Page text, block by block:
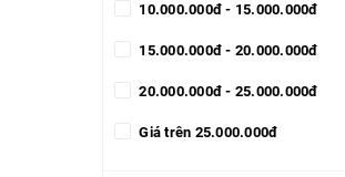
10.000.000đ - 15.000.000đ
15.000.000đ - 20.000.000đ
20.000.000đ - 25.000.000đ
Giá trên 25.000.000đ